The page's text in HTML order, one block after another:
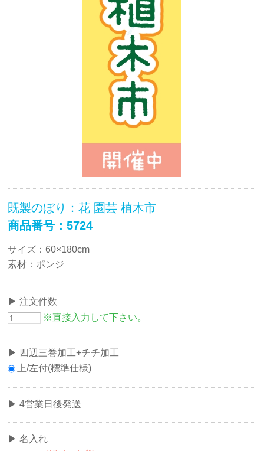
既製のぼり：花 園芸 植木市
商品番号：5724
サイズ：60×180cm
素材：ポンジ
注文件数
※直接入力して下さい。
四辺三巻加工+チチ加工
上/左付(標準仕様)
4営業日後発送
名入れ